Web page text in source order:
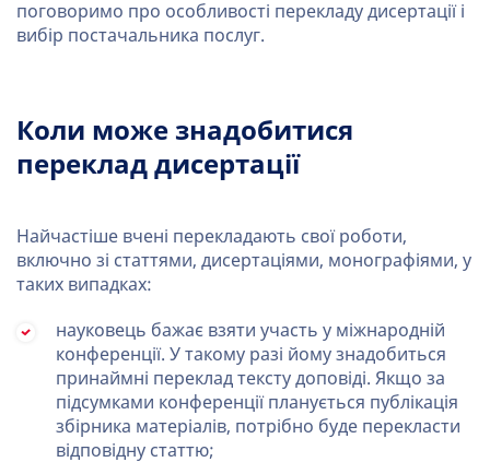
поговоримо про особливості перекладу дисертації і
вибір постачальника послуг.
Коли може знадобитися
переклад дисертації
Найчастіше вчені перекладають свої роботи,
включно зі статтями, дисертаціями, монографіями, у
таких випадках:
науковець бажає взяти участь у міжнародній
конференції. У такому разі йому знадобиться
принаймні переклад тексту доповіді. Якщо за
підсумками конференції планується публікація
збірника матеріалів, потрібно буде перекласти
відповідну статтю;